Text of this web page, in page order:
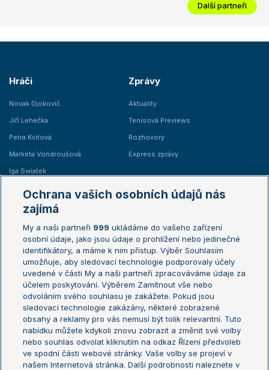
Další partneři
Hráči
Novak Djokovič
Jiří Lehečka
Petra Kvitová
Markéta Vondroušová
Iga Swiatek
Zprávy
Aktuality
Tenisová Previews
Rozhovory
Express zprávy
Žebříčky
Žebříček ATP (muži)
Žebříček WTA (ženy)
Sázkařský žebříček
Australian Open
French Open
Wimbledon
US Open
Turnaj mistrů
Turnaj mistryň
Aktualní trendy
Fotbalové přestupy
Ochrana vašich osobních údajů nás
zajímá
My a naši partneři 999 ukládáme do vašeho zařízení
osobní údaje, jako jsou údaje o prohlížení nebo jedinečné
identifikátory, a máme k nim přístup. Výběr Souhlasím
umožňuje, aby sledovací technologie podporovaly účely
uvedené v části My a naši partneři zpracováváme údaje za
účelem poskytování. Výběrem Zamítnout vše nebo
odvoláním svého souhlasu je zakážete. Pokud jsou
sledovací technologie zakázány, některé zobrazené
obsahy a reklamy pro vás nemusí být tolik relevantní. Tuto
nabídku můžete kdykoli znovu zobrazit a změnit své volby
nebo souhlas odvolat kliknutím na odkaz Řízení předvoleb
ve spodní části webové stránky. Vaše volby se projeví v
našem Internetová stránka. Další podrobnosti naleznete v